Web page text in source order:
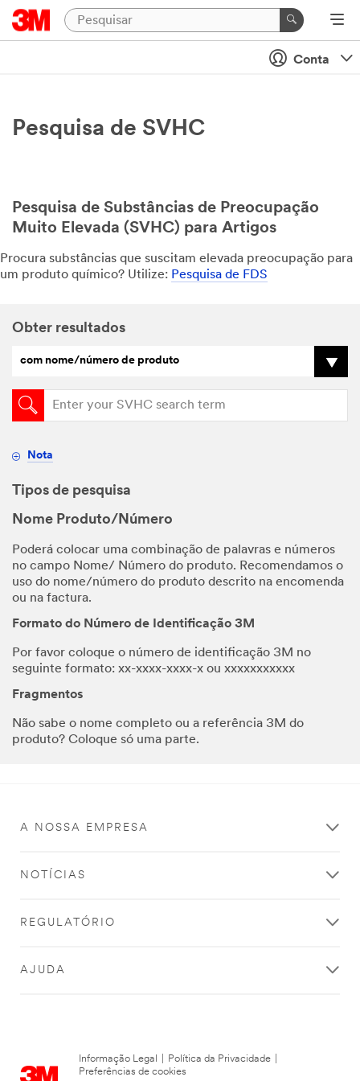
Conta
Pesquisa de SVHC
Pesquisa de Substâncias de Preocupação
Muito Elevada (SVHC) para Artigos
Procura substâncias que suscitam elevada preocupação para
um produto químico? Utilize: Pesquisa de FDS
Obter resultados
com nome/número de produto
Nota
Tipos de pesquisa
Nome Produto/Número
Poderá colocar uma combinação de palavras e números
no campo Nome/ Número do produto. Recomendamos o
uso do nome/número do produto descrito na encomenda
ou na factura.
Formato do Número de Identificação 3M
Por favor coloque o número de identificação 3M no
seguinte formato: xx-xxxx-xxxx-x ou xxxxxxxxxxx
Fragmentos
Não sabe o nome completo ou a referência 3M do
produto? Coloque só uma parte.
A NOSSA EMPRESA
NOTÍCIAS
REGULATÓRIO
AJUDA
Informação Legal Política da Privacidade
Preferências de cookies